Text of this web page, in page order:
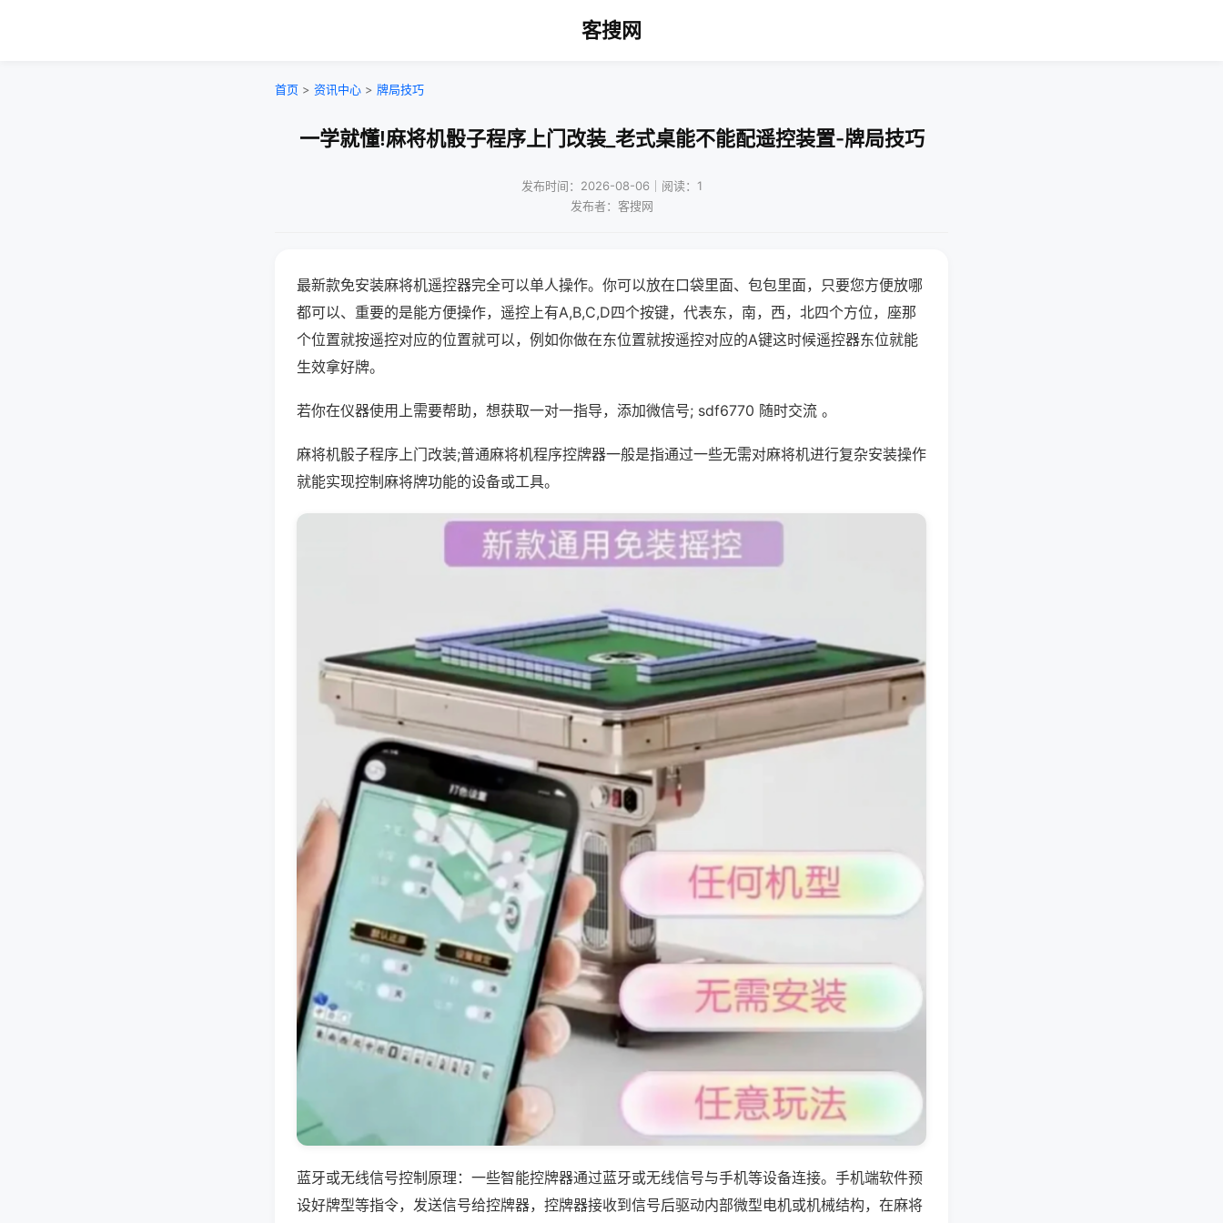
客搜网
首页 > 资讯中心 > 牌局技巧
一学就懂!麻将机骰子程序上门改装_老式桌能不能配遥控装置-牌局技巧
发布时间：2026-08-06｜阅读：1
发布者：客搜网
最新款免安装麻将机遥控器完全可以单人操作。你可以放在口袋里面、包包里面，只要您方便放哪
都可以、重要的是能方便操作，遥控上有A,B,C,D四个按键，代表东，南，西，北四个方位，座那
个位置就按遥控对应的位置就可以，例如你做在东位置就按遥控对应的A键这时候遥控器东位就能
生效拿好牌。
若你在仪器使用上需要帮助，想获取一对一指导，添加微信号; sdf6770 随时交流 。
麻将机骰子程序上门改装;普通麻将机程序控牌器一般是指通过一些无需对麻将机进行复杂安装操作
就能实现控制麻将牌功能的设备或工具。
蓝牙或无线信号控制原理：一些智能控牌器通过蓝牙或无线信号与手机等设备连接。手机端软件预
设好牌型等指令，发送信号给控牌器，控牌器接收到信号后驱动内部微型电机或机械结构，在麻将